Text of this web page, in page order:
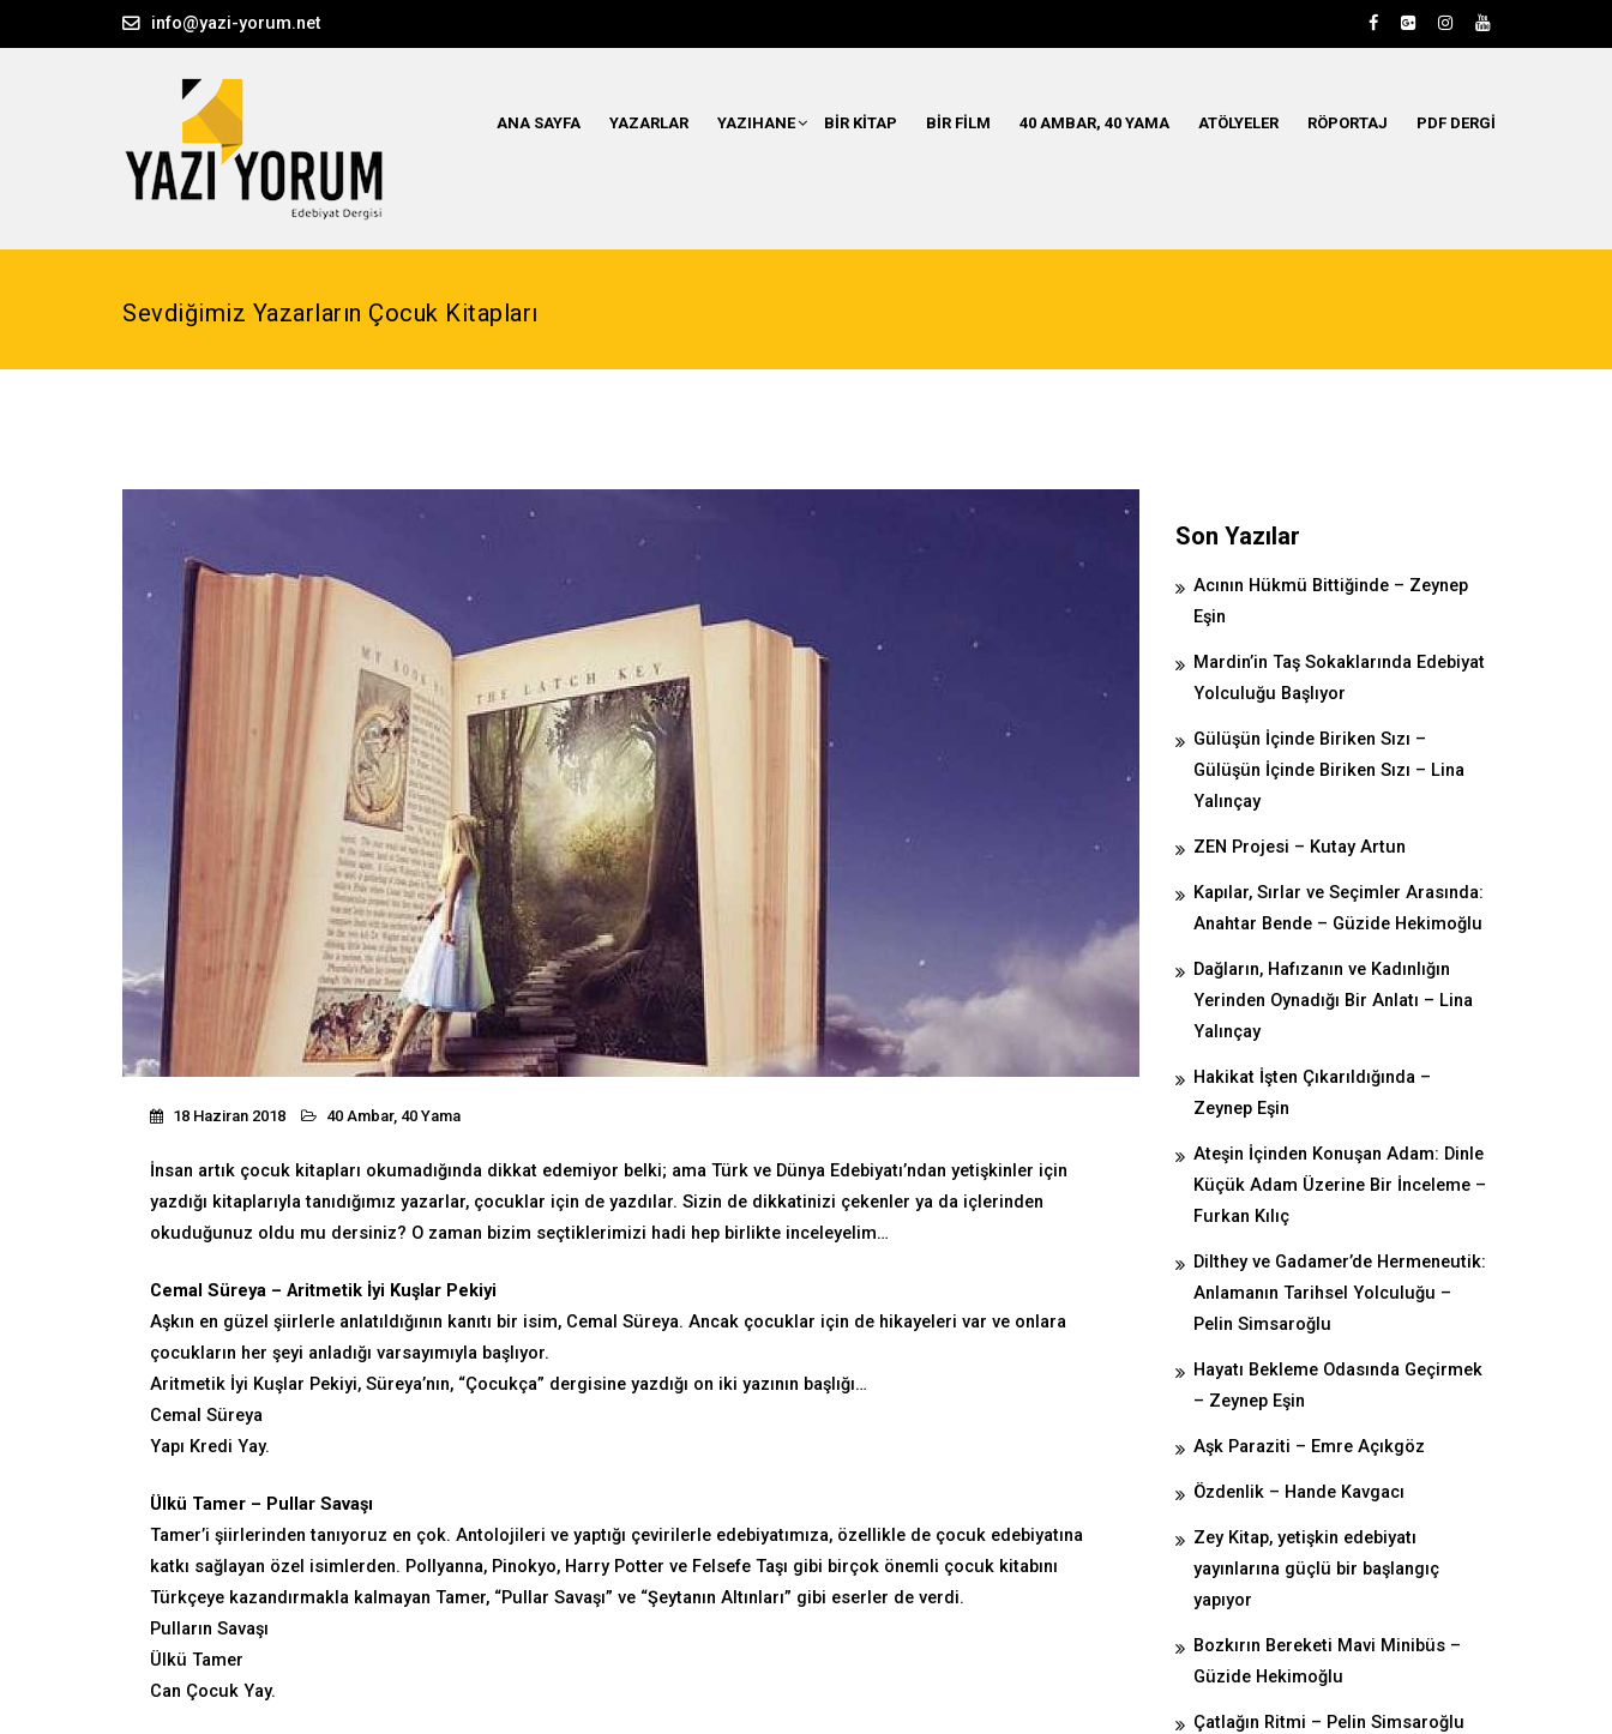
info@yazi-yorum.net
ANA SAYFA YAZARLAR YAZIHANE BIR KITAP BIR FILM 40 AMBAR, 40 YAMA ATÖLYELER RÖPORTAJ PDF DERGI
Sevdiğimiz Yazarların Çocuk Kitapları
18 Haziran 2018 40 Ambar, 40 Yama
İnsan artık çocuk kitapları okumadığında dikkat edemiyor belki; ama Türk ve Dünya Edebiyatı’ndan yetişkinler için
yazdığı kitaplarıyla tanıdığımız yazarlar, çocuklar için de yazdılar. Sizin de dikkatinizi çekenler ya da içlerinden
okuduğunuz oldu mu dersiniz? O zaman bizim seçtiklerimizi hadi hep birlikte inceleyelim…
Cemal Süreya – Aritmetik İyi Kuşlar Pekiyi
Aşkın en güzel şiirlerle anlatıldığının kanıtı bir isim, Cemal Süreya. Ancak çocuklar için de hikayeleri var ve onlara
çocukların her şeyi anladığı varsayımıyla başlıyor.
Aritmetik İyi Kuşlar Pekiyi, Süreya’nın, “Çocukça” dergisine yazdığı on iki yazının başlığı…
Cemal Süreya
Yapı Kredi Yay.
Ülkü Tamer – Pullar Savaşı
Tamer’i şiirlerinden tanıyoruz en çok. Antolojileri ve yaptığı çevirilerle edebiyatımıza, özellikle de çocuk edebiyatına
katkı sağlayan özel isimlerden. Pollyanna, Pinokyo, Harry Potter ve Felsefe Taşı gibi birçok önemli çocuk kitabını
Türkçeye kazandırmakla kalmayan Tamer, “Pullar Savaşı” ve “Şeytanın Altınları” gibi eserler de verdi.
Pulların Savaşı
Ülkü Tamer
Can Çocuk Yay.
Son Yazılar
Acının Hükmü Bittiğinde – Zeynep
Eşin
Mardin’in Taş Sokaklarında Edebiyat
Yolculuğu Başlıyor
Gülüşün İçinde Biriken Sızı –
Gülüşün İçinde Biriken Sızı – Lina
Yalınçay
ZEN Projesi – Kutay Artun
Kapılar, Sırlar ve Seçimler Arasında:
Anahtar Bende – Güzide Hekimoğlu
Dağların, Hafızanın ve Kadınlığın
Yerinden Oynadığı Bir Anlatı – Lina
Yalınçay
Hakikat İşten Çıkarıldığında –
Zeynep Eşin
Ateşin İçinden Konuşan Adam: Dinle
Küçük Adam Üzerine Bir İnceleme –
Furkan Kılıç
Dilthey ve Gadamer’de Hermeneutik:
Anlamanın Tarihsel Yolculuğu –
Pelin Simsaroğlu
Hayatı Bekleme Odasında Geçirmek
– Zeynep Eşin
Aşk Paraziti – Emre Açıkgöz
Özdenlik – Hande Kavgacı
Zey Kitap, yetişkin edebiyatı
yayınlarına güçlü bir başlangıç
yapıyor
Bozkırın Bereketi Mavi Minibüs –
Güzide Hekimoğlu
Çatlağın Ritmi – Pelin Simsaroğlu